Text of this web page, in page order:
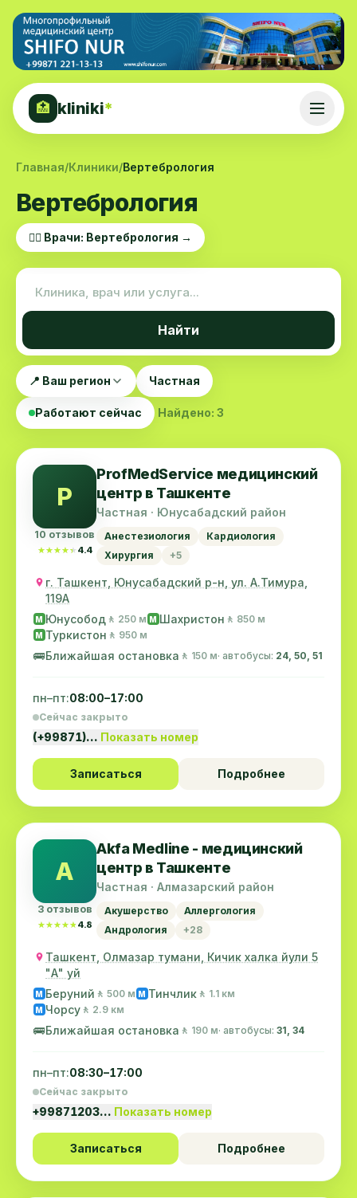
🏥 kliniki*
Главная/Клиники/Вертебрология
Вертебрология
👨‍⚕️ Врачи: Вертебрология →
Найти
📍 Ваш регион Частная
Работают сейчас Найдено: 3
P
10 отзывов
★★★★★
★★★★★ 4.4
ProfMedService медицинский
центр в Ташкенте
Частная · Юнусабадский район
Анестезиология
Кардиология
Хирургия
+5
г. Ташкент, Юнусабадский р-н, ул. А.Тимура,
119A
M Юнусобод 🚶 250 м M Шахристон 🚶 850 м
M Туркистон 🚶 950 м
🚌Ближайшая остановка 🚶 150 м· автобусы: 24, 50, 51
пн–пт:08:00–17:00
Сейчас закрыто
(+99871)… Показать номер
Записаться Подробнее
A
3 отзывов
★★★★★
★★★★★ 4.8
Akfa Medline - медицинский
центр в Ташкенте
Частная · Алмазарский район
Акушерство
Аллергология
Андрология
+28
Ташкент, Олмазар тумани, Кичик халка йули 5
"А" уй
M Беруний 🚶 500 м M Тинчлик 🚶 1.1 км
M Чорсу 🚶 2.9 км
🚌Ближайшая остановка 🚶 190 м· автобусы: 31, 34
пн–пт:08:30–17:00
Сейчас закрыто
+99871203… Показать номер
Записаться Подробнее